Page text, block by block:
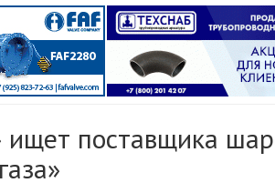
ищет поставщика